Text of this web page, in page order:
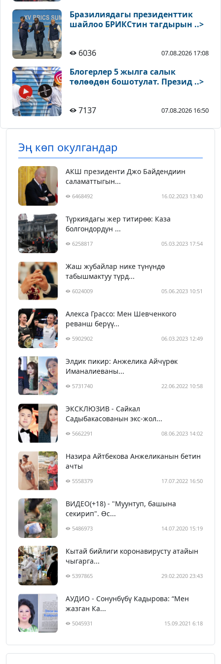
Бразилиядагы президенттик
шайлоо БРИКСтин тагдырын ..>
6036 07.08.2026 17:08
Блогерлер 5 жылга салык
төлөөдөн бошотулат. Презид ..>
7137 07.08.2026 16:50
Эң көп окулгандар
АКШ президенти Джо Байдендиин
саламаттыгын...
6468492 16.02.2023 13:40
Түркиядагы жер титирөө: Каза
болгондордун ...
6258817 05.03.2023 17:54
Жаш жубайлар нике түнүндө
табышмактуу түрд...
6024009 05.06.2023 10:51
Алекса Грассо: Мен Шевченкого
реванш берүү...
5902902 06.03.2023 12:49
Элдик пикир: Анжелика Айчүрөк
Иманалиеваны...
5731740 22.06.2022 10:58
ЭКСКЛЮЗИВ - Сайкал
Садыбакасованын экс-жол...
5662291 08.06.2023 14:02
Назира Айтбекова Анжеликанын бетин
ачты
5558379 17.07.2022 16:50
ВИДЕО(+18) - "Муунтуп, башына
секирип". Өс...
5486973 14.07.2020 15:19
Кытай бийлиги коронавирусту атайын
чыгарга...
5397865 29.02.2020 23:43
АУДИО - Сонунбүбү Кадырова: “Мен
жазган Ка...
5045931 15.09.2021 6:18